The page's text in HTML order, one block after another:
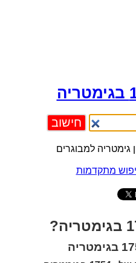
גימטריה למבוגרים
מתקדמות